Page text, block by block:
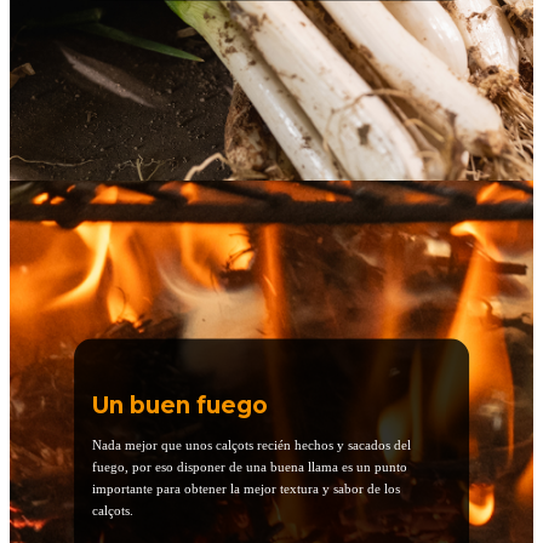
Un buen fuego
Nada mejor que unos calçots recién hechos y sacados del
fuego, por eso disponer de una buena llama es un punto
importante para obtener la mejor textura y sabor de los
calçots.